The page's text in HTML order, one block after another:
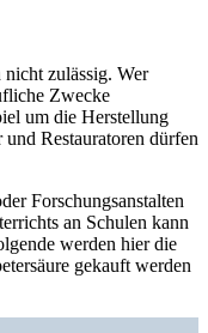
zulässig. Wer
Zwecke
um die Herstellung
Restauratoren dürfen
Forschungsanstalten
an Schulen kann
werden hier die
gekauft werden